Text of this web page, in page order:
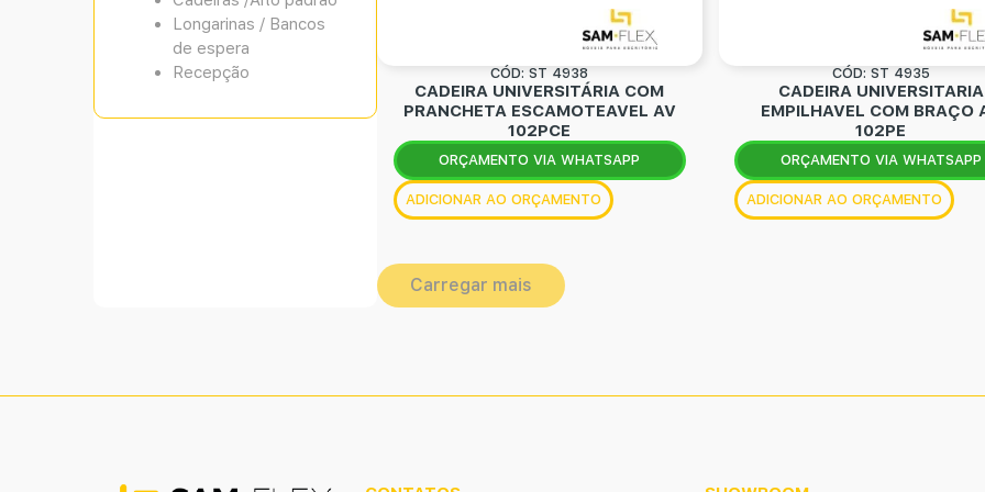
Longarinas / Bancos
de espera
Recepção
CÓD: ST 4938
CADEIRA UNIVERSITÁRIA COM
PRANCHETA ESCAMOTEAVEL AV
102PCE
ORÇAMENTO VIA WHATSAPP
ADICIONAR AO ORÇAMENTO
CÓD: ST 4935
CADEIRA UNIVERSITARIA
EMPILHAVEL COM BRAÇO
102PE
ORÇAMENTO VIA WHATSAPP
ADICIONAR AO ORÇAMENTO
Carregar mais